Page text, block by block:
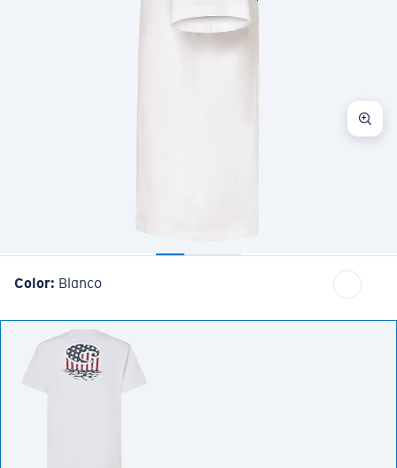
Color: Blanco